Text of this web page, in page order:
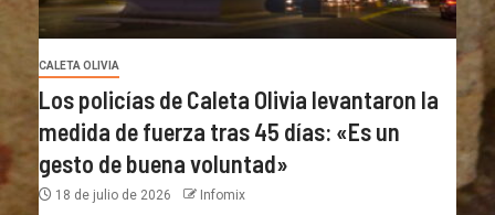
CALETA OLIVIA
Los policías de Caleta Olivia levantaron la
medida de fuerza tras 45 días: «Es un
gesto de buena voluntad»
18 de julio de 2026 Infomix